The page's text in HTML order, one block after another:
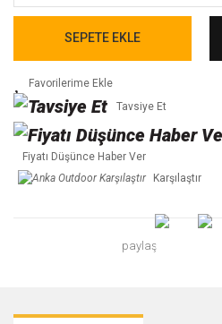
SEPETE EKLE
Tavsiye Et
Fiyatı Düşünce Haber Ver
Karşılaştır
paylaş